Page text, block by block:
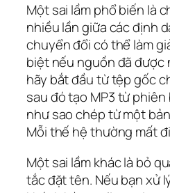
Một sai lầm phổ biến là
nhiều lần giữa các định
chuyển đổi có thể làm
biệt nếu nguồn đã được
hãy bắt đầu từ tệp gốc
sau đó tạo MP3 từ
như sao chép từ một
Mỗi thế hệ thường mất
Một sai lầm khác là bỏ
tắc đặt tên. Nếu bạn xử